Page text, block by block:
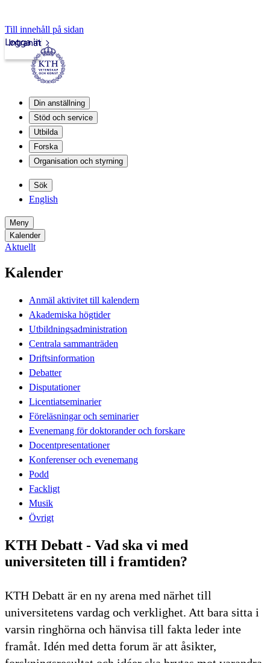
Till innehåll på sidan
Intranät
Logga in
Din anställning
Stöd och service
Utbilda
Forska
Organisation och styrning
Sök
English
Meny
Kalender
Aktuellt
Kalender
Anmäl aktivitet till kalendern
Akademiska högtider
Utbildningsadministration
Centrala sammanträden
Driftsinformation
Debatter
Disputationer
Licentiatseminarier
Föreläsningar och seminarier
Evenemang för doktorander och forskare
Docentpresentationer
Konferenser och evenemang
Podd
Fackligt
Musik
Övrigt
KTH Debatt - Vad ska vi med
universiteten till i framtiden?
KTH Debatt är en ny arena med närhet till
universitetens vardag och verklighet. Att bara sitta i
varsin ringhörna och hänvisa till fakta leder inte
framåt. Idén med detta forum är att åsikter,